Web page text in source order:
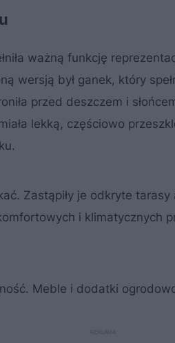
ważną funkcję
wersją był ganek, który
przed deszczem i
lekką, częściowo
Zastąpiły je odkryte
i klimatycznych
Meble i dodatki